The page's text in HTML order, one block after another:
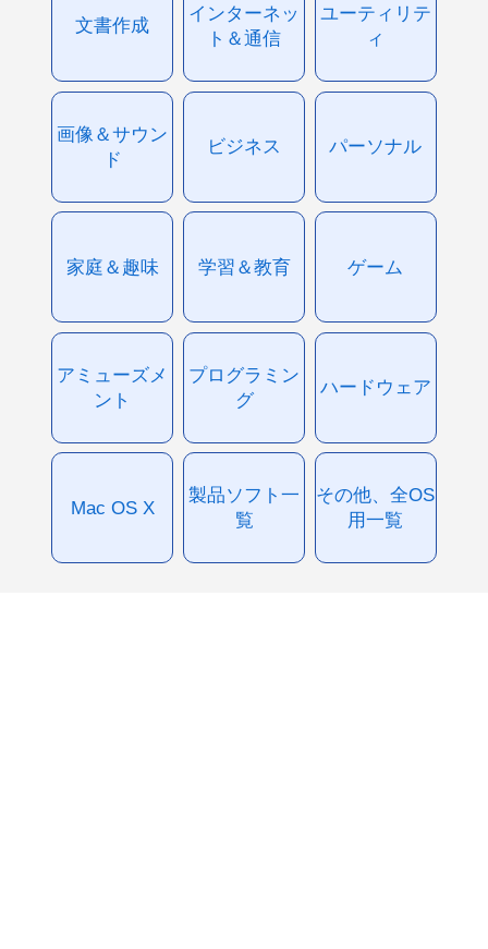
文書作成
インターネッ
ト＆通信
ユーティリテ
ィ
画像＆サウン
ド
ビジネス パーソナル
家庭＆趣味 学習＆教育 ゲーム
アミューズメ
ント
プログラミン
グ
ハードウェア
Mac OS X
製品ソフト一
覧
その他、全OS
用一覧